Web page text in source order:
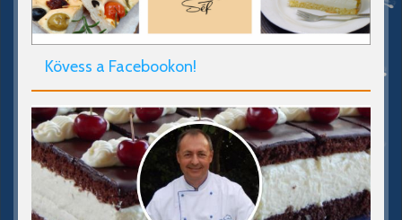
Kövess a Facebookon!